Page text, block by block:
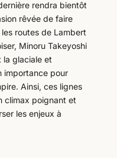
rendra bientôt
rêvée de faire
routes de Lambert
Minoru Takeyoshi
la glaciale et
importance pour
Ainsi, ces lignes
climax poignant et
les enjeux à